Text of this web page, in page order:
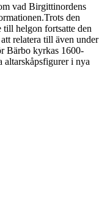
vad Birgittinordens
den
till helgon fortsatte den
relatera till även under
Bärbo kyrkas 1600-
altarskåpsfigurer i nya